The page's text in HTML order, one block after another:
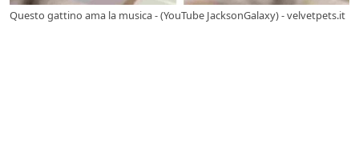
Questo gattino ama la musica - (YouTube JacksonGalaxy) - velvetpets.it